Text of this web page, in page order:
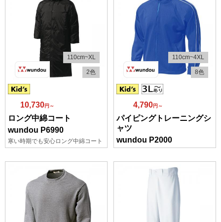
2色
110cm~XL
10,730円～
ロング中綿コート
wundou P6990
寒い時期でも安心ロング中綿コート
8色
110cm~4XL
4,790円～
パイピングトレーニングシ
ャツ
wundou P2000